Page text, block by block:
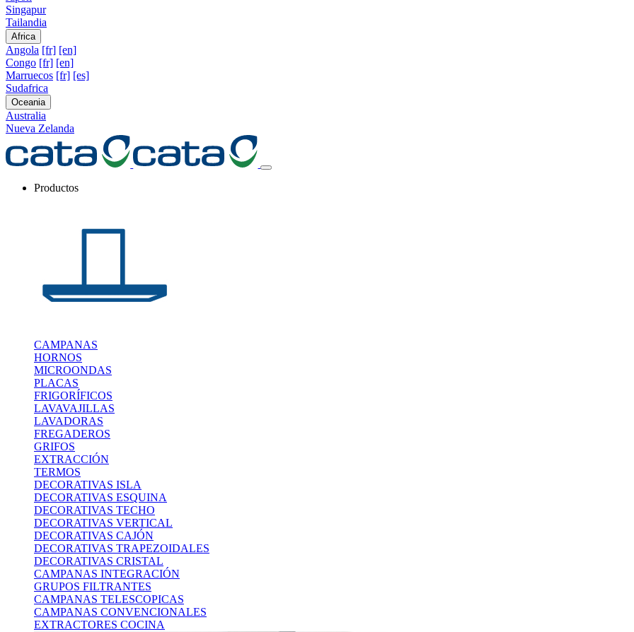
Singapur
Tailandia
Africa
Angola [fr] [en]
Congo [fr] [en]
Marruecos [fr] [es]
Sudafrica
Oceania
Australia
Nueva Zelanda
Productos
CAMPANAS
HORNOS
MICROONDAS
PLACAS
FRIGORÍFICOS
LAVAVAJILLAS
LAVADORAS
FREGADEROS
GRIFOS
EXTRACCIÓN
TERMOS
DECORATIVAS ISLA
DECORATIVAS ESQUINA
DECORATIVAS TECHO
DECORATIVAS VERTICAL
DECORATIVAS CAJÓN
DECORATIVAS TRAPEZOIDALES
DECORATIVAS CRISTAL
CAMPANAS INTEGRACIÓN
GRUPOS FILTRANTES
CAMPANAS TELESCOPICAS
CAMPANAS CONVENCIONALES
EXTRACTORES COCINA